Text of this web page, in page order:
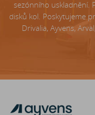
sezónního uskladnění.
disků kol. Poskytujeme
Drivalia, Ayvens,